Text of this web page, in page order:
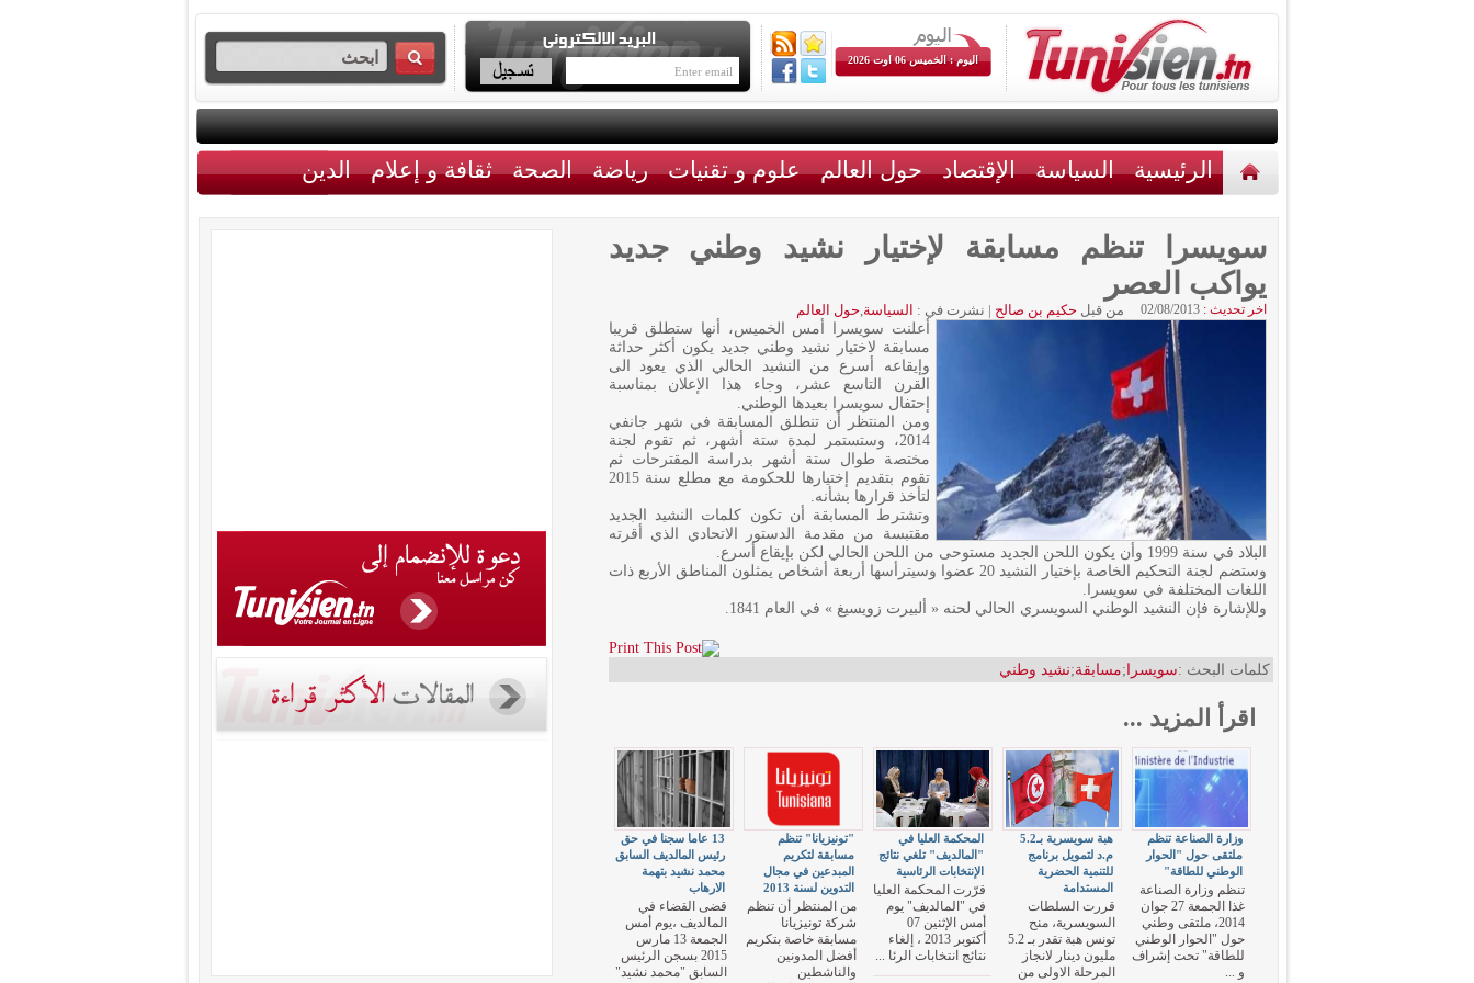
اليوم : الخميس 06 اوت 2026
الرئيسية السياسة الإقتصاد حول العالم علوم و تقنيات رياضة الصحة ثقافة و إعلام الدين
سويسرا تنظم مسابقة لإختيار نشيد وطني جديد
يواكب العصر
اخر تحديث : 02/08/2013 من قبل حكيم بن صالح | نشرت في : السياسة,حول العالم
أعلنت سويسرا أمس الخميس، أنها ستطلق قريبا
مسابقة لاختيار نشيد وطني جديد يكون أكثر حداثة
وإيقاعه أسرع من النشيد الحالي الذي يعود الى
القرن التاسع عشر، وجاء هذا الإعلان بمناسبة
إحتفال سويسرا بعيدها الوطني.
ومن المنتظر أن تنطلق المسابقة في شهر جانفي
2014، وستستمر لمدة ستة أشهر، ثم تقوم لجنة
مختصة طوال ستة أشهر بدراسة المقترحات ثم
تقوم بتقديم إختيارها للحكومة مع مطلع سنة 2015
لتأخذ قرارها بشأنه.
وتشترط المسابقة أن تكون كلمات النشيد الجديد
مقتبسة من مقدمة الدستور الاتحادي الذي أقرته
البلاد في سنة 1999 وأن يكون اللحن الجديد مستوحى من اللحن الحالي لكن بإيقاع أسرع.
وستضم لجنة التحكيم الخاصة بإختيار النشيد 20 عضوا وسيترأسها أربعة أشخاص يمثلون المناطق الأربع ذات
اللغات المختلفة في سويسرا.
وللإشارة فإن النشيد الوطني السويسري الحالي لحنه « ألبيرت زويسيغ » في العام 1841.
كلمات البحث :سويسرا ;مسابقة;نشيد وطني
اقرأ المزيد ...
13 عاما سجنا في حق
رئيس المالديف السابق
محمد نشيد بتهمة
الارهاب
قضى القضاء في
المالديف ،يوم أمس
الجمعة 13 مارس
2015 بسجن الرئيس
السابق "محمد نشيد"
"تونيزيانا" تنظم
مسابقة لتكريم
المبدعين في مجال
التدوين لسنة 2013
من المنتظر أن تنظم
شركة تونيزيانا
مسابقة خاصة بتكريم
أفضل المدونين
والناشطين
المحكمة العليا في
"المالديف" تلغي نتائج
الإنتخابات الرئاسية
قرّرت المحكمة العليا
في "المالديف" يوم
أمس الإثنين 07
أكتوبر 2013 ، إلغاء
نتائج انتخابات الرئا ...
هبة سويسرية بـ5.2
م.د لتمويل برنامج
للتنمية الحضرية
المستدامة
قررت السلطات
السويسرية، منح
تونس هبة تقدر بـ 5.2
مليون دينار لانجاز
المرحلة الاولى من
وزارة الصناعة تنظم
ملتقى حول "الحوار
الوطني للطاقة"
تنظم وزارة الصناعة
غذا الجمعة 27 جوان
2014، ملتقى وطني
حول "الحوار الوطني
للطاقة" تحت إشراف
و ...